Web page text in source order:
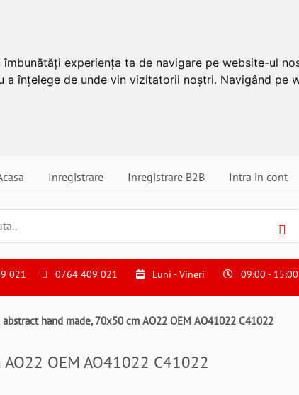
experiența ta de navigare pe website-ul
înțelege de unde vin vizitatorii noștri. Navigând pe
Inregistrare Inregistrare B2B Intra in cont
021 0764 409 021 Luni - Vineri 09:00 - 15:00
abstract hand made, 70x50 cm AO22 OEM AO41022 C41022
OEM AO41022 C41022